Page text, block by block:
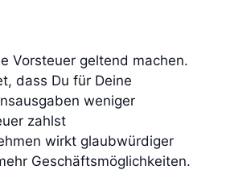
Vorsteuer geltend machen.
dass Du für Deine
weniger
zahlst
wirkt glaubwürdiger
Geschäftsmöglichkeiten.